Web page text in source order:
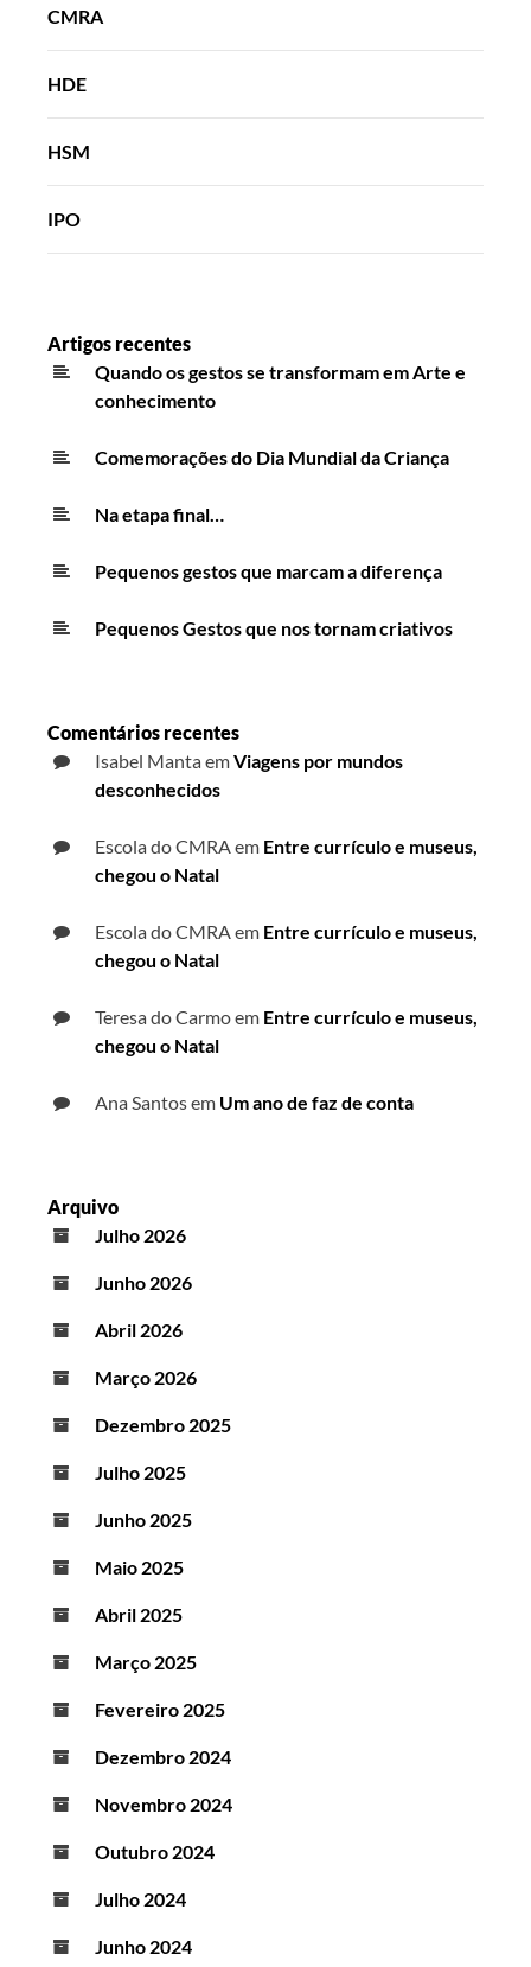
CMRA
HDE
HSM
IPO
Artigos recentes
Quando os gestos se transformam em Arte e
conhecimento
Comemorações do Dia Mundial da Criança
Na etapa final…
Pequenos gestos que marcam a diferença
Pequenos Gestos que nos tornam criativos
Comentários recentes
Isabel MantaemViagens por mundos
desconhecidos
Escola do CMRA em Entre currículo e museus,
chegou o Natal
Escola do CMRA em Entre currículo e museus,
chegou o Natal
Teresa do Carmoem Entre currículo e museus,
chegou o Natal
Ana Santosem Um ano de faz de conta
Arquivo
Julho 2026
Junho 2026
Abril 2026
Março 2026
Dezembro 2025
Julho 2025
Junho 2025
Maio 2025
Abril 2025
Março 2025
Fevereiro 2025
Dezembro 2024
Novembro 2024
Outubro 2024
Julho 2024
Junho 2024